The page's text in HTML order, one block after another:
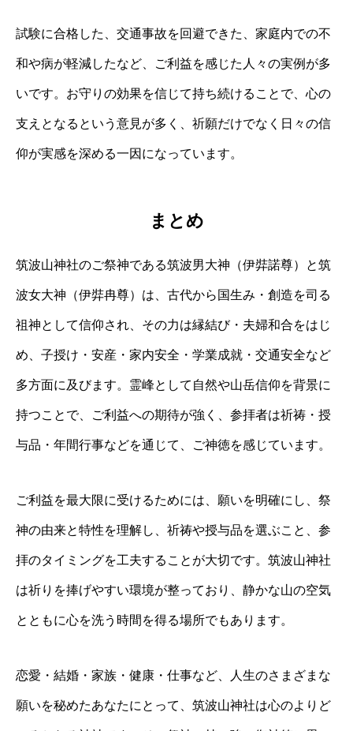
試験に合格した、交通事故を回避できた、家庭内での不
和や病が軽減したなど、ご利益を感じた人々の実例が多
いです。お守りの効果を信じて持ち続けることで、心の
支えとなるという意見が多く、祈願だけでなく日々の信
仰が実感を深める一因になっています。
まとめ
筑波山神社のご祭神である筑波男大神（伊弉諾尊）と筑
波女大神（伊弉冉尊）は、古代から国生み・創造を司る
祖神として信仰され、その力は縁結び・夫婦和合をはじ
め、子授け・安産・家内安全・学業成就・交通安全など
多方面に及びます。霊峰として自然や山岳信仰を背景に
持つことで、ご利益への期待が強く、参拝者は祈祷・授
与品・年間行事などを通じて、ご神徳を感じています。
ご利益を最大限に受けるためには、願いを明確にし、祭
神の由来と特性を理解し、祈祷や授与品を選ぶこと、参
拝のタイミングを工夫することが大切です。筑波山神社
は祈りを捧げやすい環境が整っており、静かな山の空気
とともに心を洗う時間を得る場所でもあります。
恋愛・結婚・家族・健康・仕事など、人生のさまざまな
願いを秘めたあなたにとって、筑波山神社は心のよりど